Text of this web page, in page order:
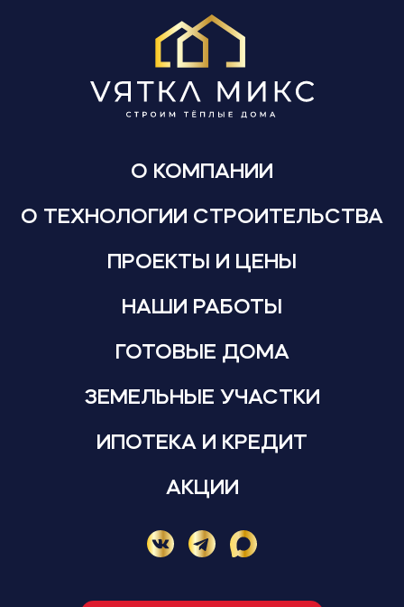
О КОМПАНИИ
О ТЕХНОЛОГИИ СТРОИТЕЛЬСТВА
ПРОЕКТЫ И ЦЕНЫ
НАШИ РАБОТЫ
ГОТОВЫЕ ДОМА
ЗЕМЕЛЬНЫЕ УЧАСТКИ
ИПОТЕКА И КРЕДИТ
АКЦИИ